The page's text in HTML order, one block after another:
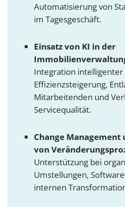
Automatisierung von
im Tagesgeschäft.
Einsatz von KI in der
Integration intelligenter
Effizienzsteigerung,
Mitarbeitenden und
Servicequalität.
Change Management
von
Unterstützung bei
Umstellungen,
internen